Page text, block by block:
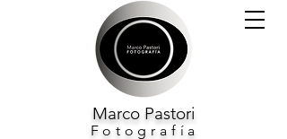
Marco Pastori
F otografía